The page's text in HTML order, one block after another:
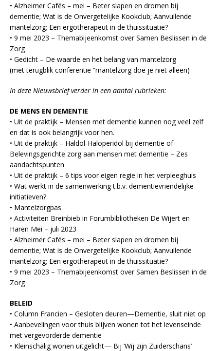
• Alzheimer Cafés – mei – Beter slapen en dromen bij
dementie; Wat is de Onvergetelijke Kookclub; Aanvullende
mantelzorg; Een ergotherapeut in de thuissituatie?
• 9 mei 2023 – Themabijeenkomst over Samen Beslissen in de
Zorg
• Gedicht – De waarde en het belang van mantelzorg
(met terugblik conferentie “mantelzorg doe je niet alleen)
In deze Nieuwsbrief verder in een aantal rubrieken:
DE MENS EN DEMENTIE
• Uit de praktijk – Mensen met dementie kunnen nog veel zelf
en dat is ook belangrijk voor hen.
• Uit de praktijk – Haldol-Haloperidol bij dementie of
Belevingsgerichte zorg aan mensen met dementie – Zes
aandachtspunten
• Uit de praktijk – 6 tips voor eigen regie in het verpleeghuis
• Wat werkt in de samenwerking t.b.v. dementievriendelijke
initiatieven?
• Mantelzorgpas
• Activiteiten Breinbieb in Forumbibliotheken De Wijert en
Haren Mei – juli 2023
• Alzheimer Cafés – mei – Beter slapen en dromen bij
dementie; Wat is de Onvergetelijke Kookclub; Aanvullende
mantelzorg; Een ergotherapeut in de thuissituatie?
• 9 mei 2023 – Themabijeenkomst over Samen Beslissen in de
Zorg
BELEID
• Column Francien – Gesloten deuren—Dementie, sluit niet op
• Aanbevelingen voor thuis blijven wonen tot het levenseinde
met vergevorderde dementie
• Kleinschalig wonen uitgelicht— Bij ‘Wij zijn Zuiderschans’